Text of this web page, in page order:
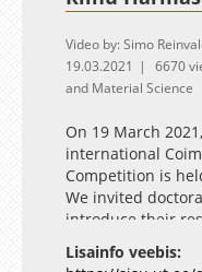
Video by: Simo
19.03.2021
6670
and Material Science
On 19 March
international
Competition is
We invited
introduce their
captivating
English. A video
Lisainfo veebis: